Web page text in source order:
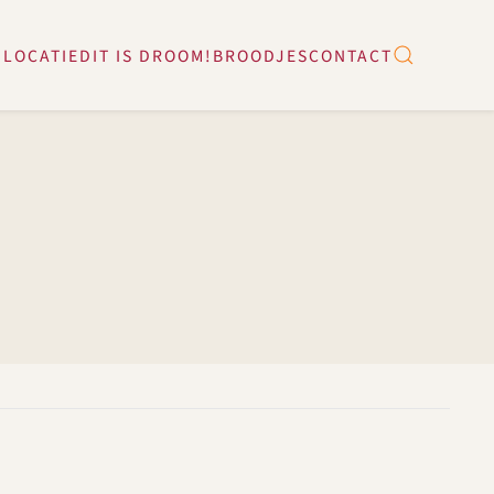
DIT IS DROOM! BROODJESCONTACT